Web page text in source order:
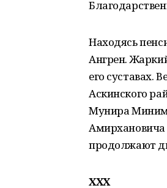
Находясь
Ангрен.
его суставах.
Аскинского
Мунира
Амирхановича
продолжают
XXX